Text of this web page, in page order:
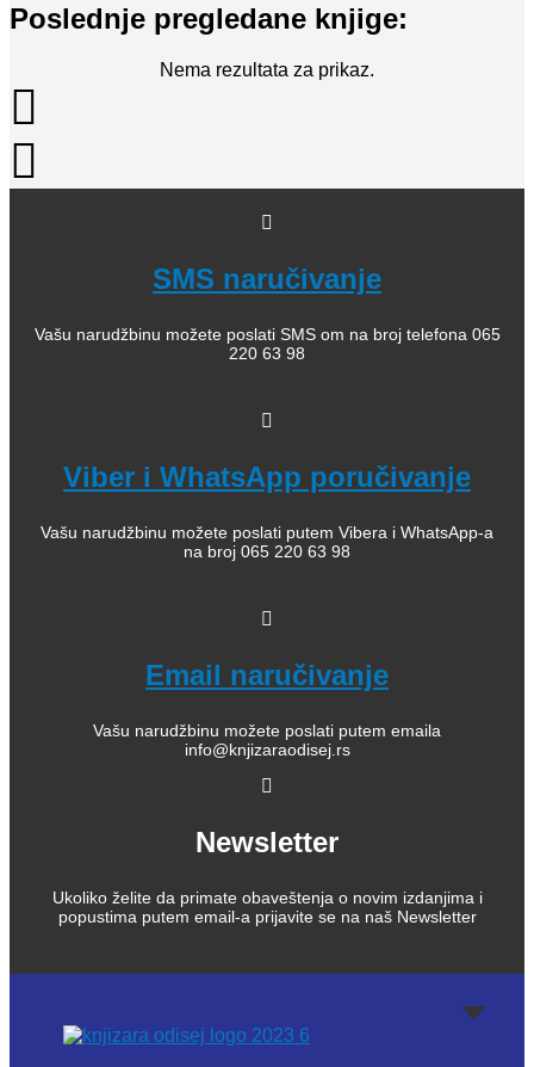
Poslednje pregledane knjige:
Nema rezultata za prikaz.
SMS naručivanje
Vašu narudžbinu možete poslati SMS om na broj telefona 065
220 63 98
Viber i WhatsApp poručivanje
Vašu narudžbinu možete poslati putem Vibera i WhatsApp-a
na broj 065 220 63 98
Email naručivanje
Vašu narudžbinu možete poslati putem emaila
info@knjizaraodisej.rs
Newsletter
Ukoliko želite da primate obaveštenja o novim izdanjima i
popustima putem email-a prijavite se na naš Newsletter